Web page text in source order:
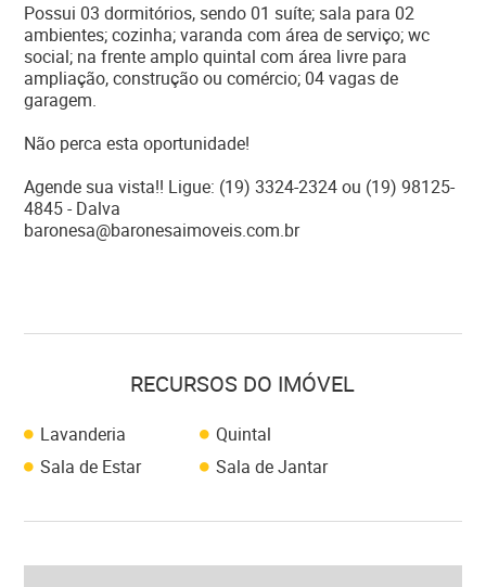
Possui 03 dormitórios, sendo 01 suíte; sala para 02
ambientes; cozinha; varanda com área de serviço; wc
social; na frente amplo quintal com área livre para
ampliação, construção ou comércio; 04 vagas de
garagem.
Não perca esta oportunidade!
Agende sua vista!! Ligue: (19) 3324-2324 ou (19) 98125-
4845 - Dalva
baronesa@baronesaimoveis.com.br
RECURSOS DO IMÓVEL
Lavanderia
Quintal
Sala de Estar
Sala de Jantar